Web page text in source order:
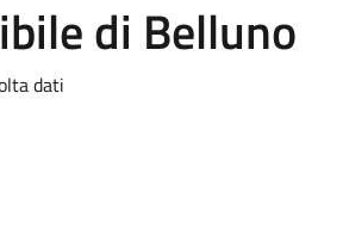
di Belluno
dati